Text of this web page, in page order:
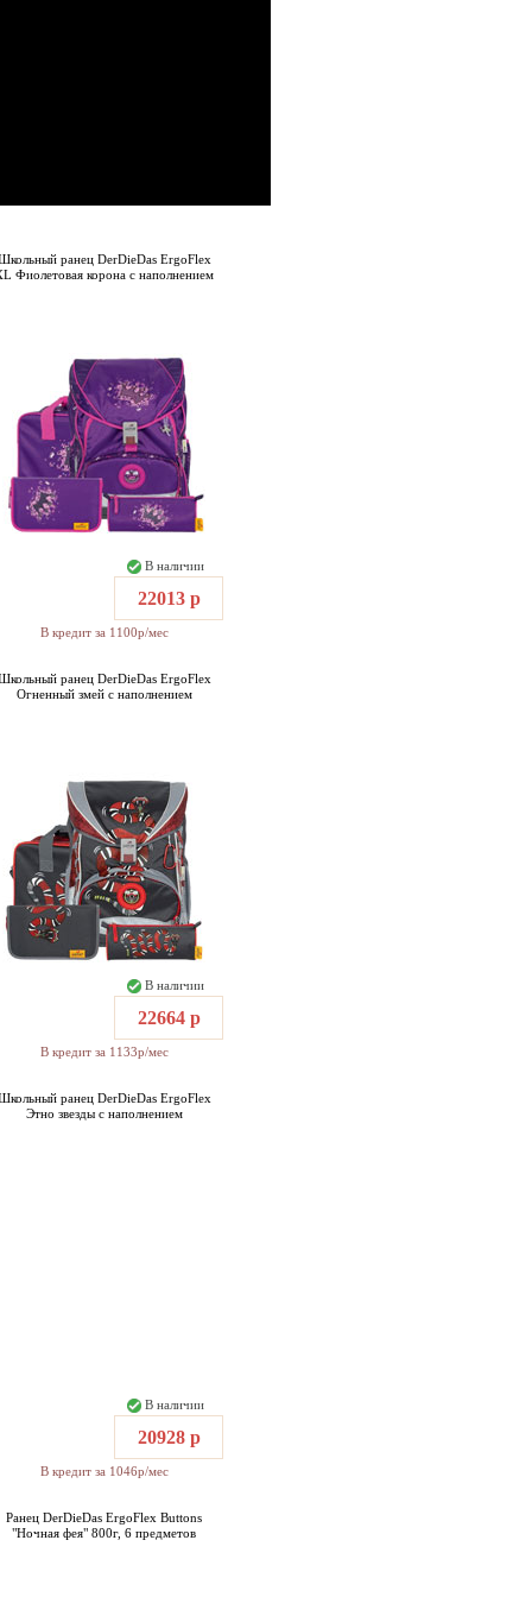
ранец DerDieDas ErgoFlex
Фиолетовая корона с наполнением
В наличии
22013 р
В кредит за 1100р/мес
ранец DerDieDas ErgoFlex
Огненный змей с наполнением
В наличии
22664 р
В кредит за 1133р/мес
ранец DerDieDas ErgoFlex
Этно звезды с наполнением
В наличии
20928 р
В кредит за 1046р/мес
Ранец DerDieDas ErgoFlex Buttons
"Ночная фея" 800г, 6 предметов